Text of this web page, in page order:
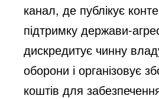
канал, де публікує
підтримку держави-
дискредитує чинну
оборони і організовує
коштів для